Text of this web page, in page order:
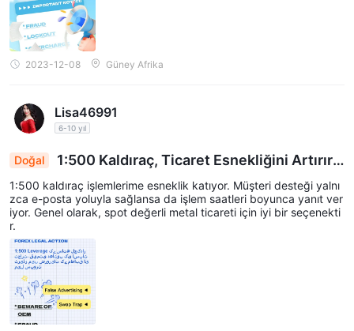
2023-12-08 Güney Afrika
Lisa46991
6-10 yıl
Doğal
1:500 Kaldıraç, Ticaret Esnekliğini Artırır,
Sadece E-posta Desteği Duyarlı: İyi Spot Metaller
Aracısı
1:500 kaldıraç işlemlerime esneklik katıyor. Müşteri desteği yalnı
zca e-posta yoluyla sağlansa da işlem saatleri boyunca yanıt ver
iyor. Genel olarak, spot değerli metal ticareti için iyi bir seçenekti
r.